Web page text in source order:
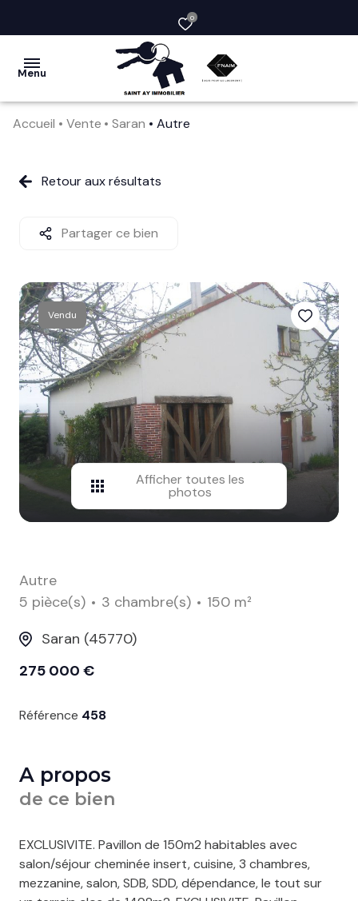
0
Menu
vendre
société
services
avis
clients
contact
Accueil Vente Saran Autre
Retour aux résultats
Partager ce bien
Vendu
Afficher toutes les
photos
Autre
5 pièce(s)
3 chambre(s)
150 m²
Saran (45770)
275 000 €
Référence 458
A propos
de ce bien
EXCLUSIVITE. Pavillon de 150m2 habitables avec
salon/séjour cheminée insert, cuisine, 3 chambres,
mezzanine, salon, SDB, SDD, dépendance, le tout sur